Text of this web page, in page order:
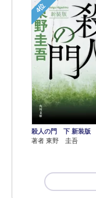
4位
殺人の門 下 新装版
著者 東野 圭吾